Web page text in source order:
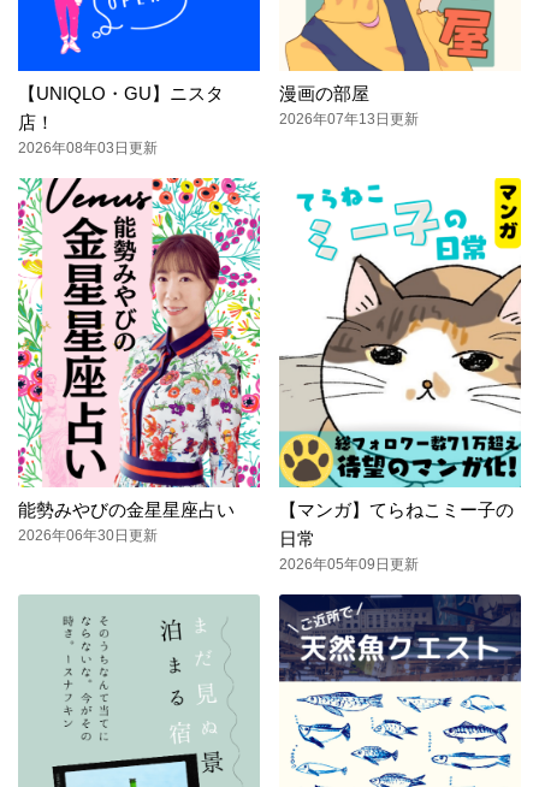
【UNIQLO・GU】ニスタ
店！
2026年08年03日更新
漫画の部屋
2026年07年13日更新
能勢みやびの金星星座占い
2026年06年30日更新
【マンガ】てらねこミー子の
日常
2026年05年09日更新